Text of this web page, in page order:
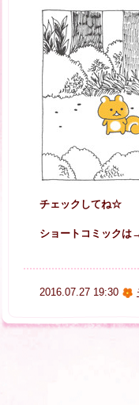
チェックしてね☆
ショートコミック
2016.07.27 19:30